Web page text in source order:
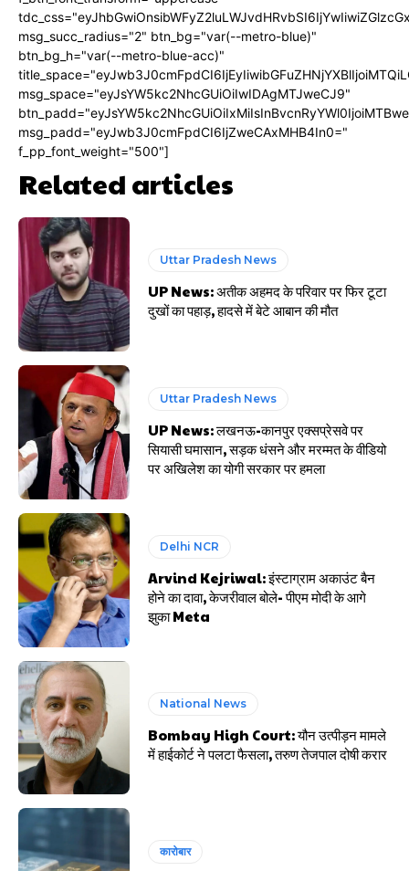
msg_succ_radius="2" btn_bg="var(--metro-blue)"
btn_bg_h="var(--metro-blue-acc)"
msg_space="eyJsYW5kc2NhcGUiOiIwIDAgMTJweCJ9"
msg_padd="eyJwb3J0cmFpdCI6IjZweCAxMHB4In0="
f_pp_font_weight="500"]
Related articles
Uttar Pradesh News
UP News: अतीक अहमद के परिवार पर फिर टूटा
दुखों का पहाड़, हादसे में बेटे आबान की मौत
Uttar Pradesh News
UP News: लखनऊ-कानपुर एक्सप्रेसवे पर
सियासी घमासान, सड़क धंसने और मरम्मत के वीडियो
पर अखिलेश का योगी सरकार पर हमला
Delhi NCR
Arvind Kejriwal: इंस्टाग्राम अकाउंट बैन
होने का दावा, केजरीवाल बोले- पीएम मोदी के आगे
झुका Meta
National News
Bombay High Court: यौन उत्पीड़न मामले
में हाईकोर्ट ने पलटा फैसला, तरुण तेजपाल दोषी करार
कारोबार